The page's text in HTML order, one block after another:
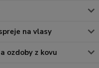
na vlasy
ozdoby z kovu